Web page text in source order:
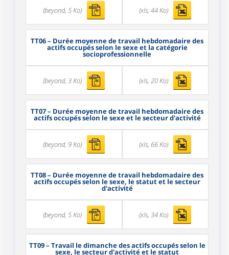
(beyond, 5 Ko) (xls, 44 Ko)
TT06– Durée moyenne de travail hebdomadaire des
actifs occupés selon le sexe et la catégorie
socioprofessionnelle
(beyond, 3 Ko) (xls, 20 Ko)
TT07– Durée moyenne de travail hebdomadaire des
actifs occupés selon le sexe et le secteur d'activité
(beyond, 9 Ko) (xls, 66 Ko)
TT08– Durée moyenne de travail hebdomadaire des
actifs occupés selon le sexe, le statut et le secteur
d'activité
(beyond, 5 Ko) (xls, 34 Ko)
TT09– Travail le dimanche des actifs occupés selon le
sexe, le secteur d'activité et le statut